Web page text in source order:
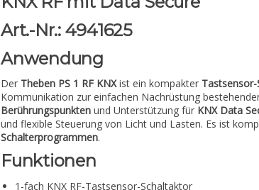
Art.-Nr.: 4941625
Anwendung
Der Theben PS 1 RF KNXist ein kompakter
Kommunikation zur einfachen Nachrüstung
Berührungspunkten und Unterstützung für KNX Data
und flexible Steuerung von Licht und Lasten. Es ist
Schalterprogrammen.
Funktionen
1-fach KNX RF-Tastsensor-Schaltaktor